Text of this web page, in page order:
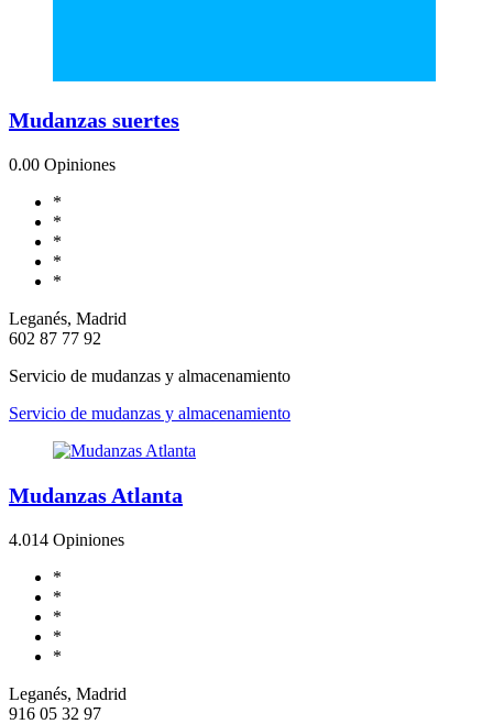
Mudanzas suertes
0.00 Opiniones
*
*
*
*
*
Leganés, Madrid
602 87 77 92
Servicio de mudanzas y almacenamiento
Servicio de mudanzas y almacenamiento
Mudanzas Atlanta
4.014 Opiniones
*
*
*
*
*
Leganés, Madrid
916 05 32 97